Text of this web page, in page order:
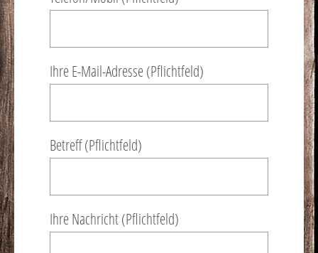
Ihre E-Mail-Adresse (Pflichtfeld)
Betreff (Pflichtfeld)
Ihre Nachricht (Pflichtfeld)